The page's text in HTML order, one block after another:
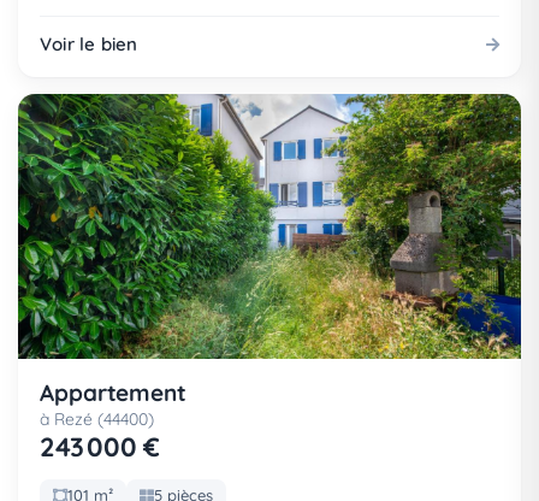
Voir le bien
Appartement
à Rezé (44400)
243 000 €
101 m² 5 pièces